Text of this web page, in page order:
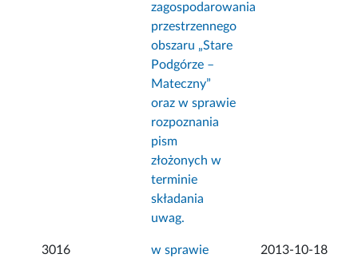
zagospodarowania
przestrzennego
obszaru „Stare
Podgórze –
Mateczny”
oraz w sprawie
rozpoznania
pism
złożonych w
terminie
składania
uwag.
3016
w sprawie
2013-10-18